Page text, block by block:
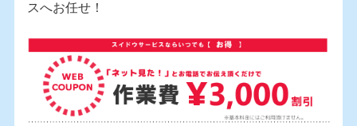
スへお任せ！